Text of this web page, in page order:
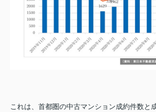
これは、首都圏の中古マンション成約件数と